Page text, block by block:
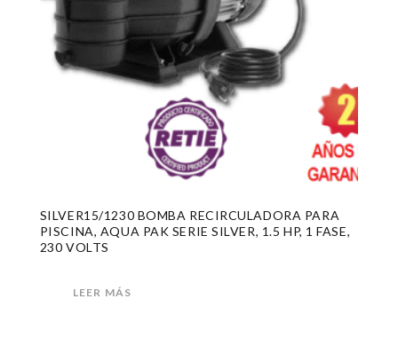
SILVER15/1230 BOMBA RECIRCULADORA PARA
PISCINA, AQUA PAK SERIE SILVER, 1.5 HP, 1 FASE,
230 VOLTS
LEER MÁS